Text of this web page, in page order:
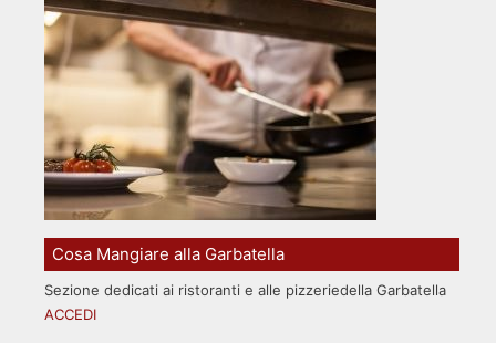
Cosa Mangiare alla Garbatella
Sezione dedicati ai ristoranti e alle pizzeriedella Garbatella
ACCEDI